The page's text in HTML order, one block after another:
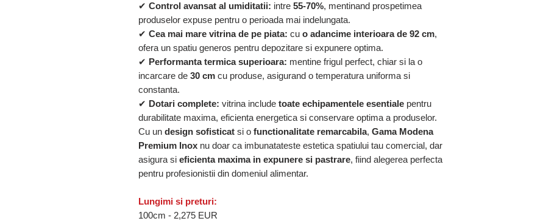
✔ Control avansat al umiditatii: intre 55-70%, mentinand prospetimea
produselor expuse pentru o perioada mai indelungata.
✔ Cea mai mare vitrina de pe piata: cu o adancime interioara de 92 cm,
ofera un spatiu generos pentru depozitare si expunere optima.
✔ Performanta termica superioara: mentine frigul perfect, chiar si la o
incarcare de 30 cm cu produse, asigurand o temperatura uniforma si
constanta.
✔ Dotari complete: vitrina include toate echipamentele esentiale pentru
durabilitate maxima, eficienta energetica si conservare optima a produselor.
Cu un design sofisticat si o functionalitate remarcabila, Gama Modena
Premium Inox nu doar ca imbunatateste estetica spatiului tau comercial, dar
asigura si eficienta maxima in expunere si pastrare, fiind alegerea perfecta
pentru profesionistii din domeniul alimentar.
Lungimi si preturi:
100cm - 2,275 EUR